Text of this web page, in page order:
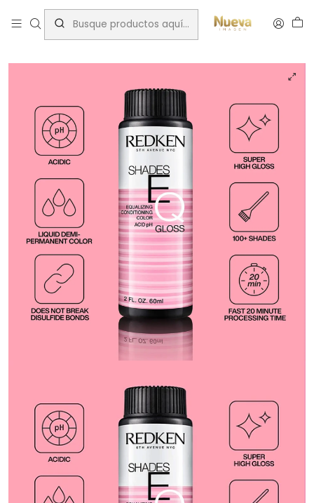
Inicio Tintes por Marca ShadesEQ Cenizo Natural (NA)
RK SHADES EQ 08NA VOLCANIC 60 ML